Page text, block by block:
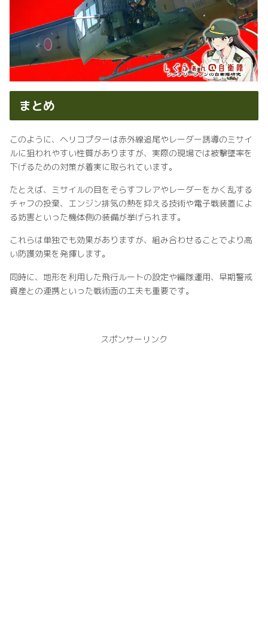
まとめ
このように、ヘリコプターは赤外線追尾やレーダー誘導のミサイ
ルに狙われやすい性質がありますが、実際の現場では被撃墜率を
下げるための対策が着実に取られています。
たとえば、ミサイルの目をそらすフレアやレーダーをかく乱する
チャフの投棄、エンジン排気の熱を抑える技術や電子戦装置によ
る妨害といった機体側の装備が挙げられます。
これらは単独でも効果がありますが、組み合わせることでより高
い防護効果を発揮します。
同時に、地形を利用した飛行ルートの設定や編隊運用、早期警戒
資産との連携といった戦術面の工夫も重要です。
スポンサーリンク